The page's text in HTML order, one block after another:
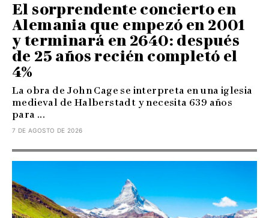
El sorprendente concierto en
Alemania que empezó en 2001
y terminará en 2640: después
de 25 años recién completó el
4%
La obra de John Cage se interpreta en una iglesia
medieval de Halberstadt y necesita 639 años
para ...
7 DE AGOSTO DE 2026